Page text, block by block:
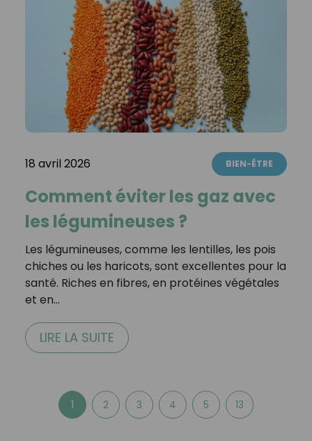
18 avril 2026 BIEN-ÊTRE
Comment éviter les gaz avec
les légumineuses ?
Les légumineuses, comme les lentilles, les pois
chiches ou les haricots, sont excellentes pour la
santé. Riches en fibres, en protéines végétales
et en…
LIRE LA SUITE
1 2 3 4 5 13